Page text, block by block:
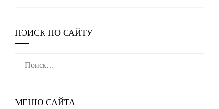
ПОИСК ПО САЙТУ
МЕНЮ САЙТА